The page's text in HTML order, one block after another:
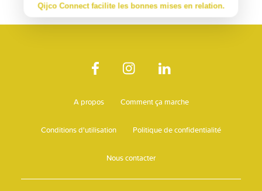
A propos Comment ça marche
Conditions d'utilisation Politique de confidentialité
Nous contacter
Qijco Connect facilite les bonnes mises en relation.